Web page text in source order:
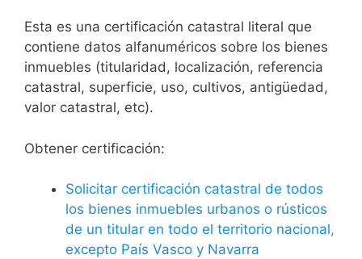
Esta es una certificación catastral literal que
contiene datos alfanuméricos sobre los bienes
inmuebles (titularidad, localización, referencia
catastral, superficie, uso, cultivos, antigüedad,
valor catastral, etc).
Obtener certificación:
Solicitar certificación catastral de todos
los bienes inmuebles urbanos o rústicos
de un titular en todo el territorio nacional,
excepto País Vasco y Navarra